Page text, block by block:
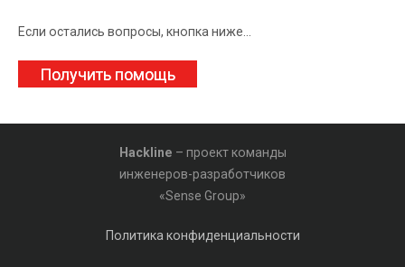
Если остались вопросы, кнопка ниже...
Получить помощь
Hackline – проект команды
инженеров-разработчиков
«Sense Group»
Политика конфиденциальности